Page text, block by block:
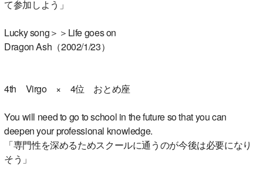
て参加しよう」
Lucky song＞＞Life goes on
Dragon Ash（2002/1/23）
4th Virgo × 4位 おとめ座
You will need to go to school in the future so that you can
deepen your professional knowledge.
「専門性を深めるためスクールに通うのが今後は必要になり
そう」